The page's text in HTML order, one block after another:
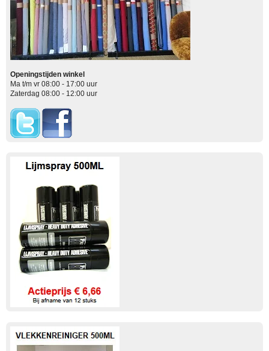
Openingstijden winkel
Ma t/m vr 08:00 - 17:00 uur
Zaterdag 08:00 - 12:00 uur